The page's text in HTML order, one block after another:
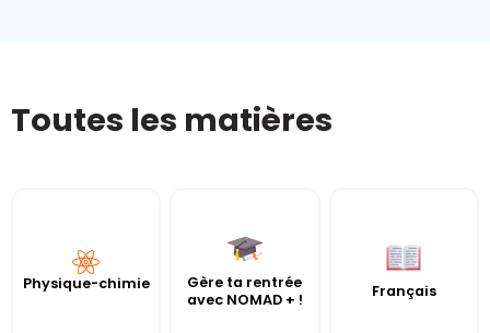
Toutes les matières
Physique-chimie
Gère ta rentrée
avec NOMAD + !
Français